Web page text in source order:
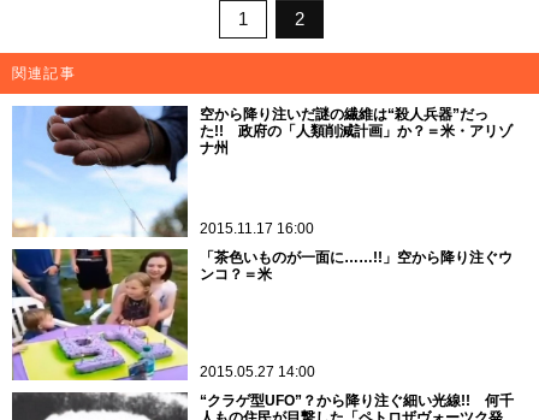
1 2
関連記事
空から降り注いだ謎の繊維は“殺人兵器”だっ
た!! 政府の「人類削減計画」か？＝米・アリゾ
ナ州
2015.11.17 16:00
「茶色いものが一面に……!!」空から降り注ぐウ
ンコ？＝米
2015.05.27 14:00
“クラゲ型UFO”？から降り注ぐ細い光線!! 何千